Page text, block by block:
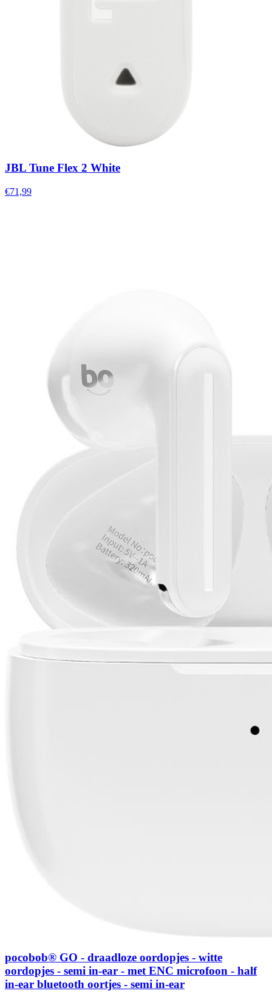
JBL Tune Flex 2 White
€71,99
pocobob® GO - draadloze oordopjes - witte
oordopjes - semi in-ear - met ENC microfoon - half
in-ear bluetooth oortjes - semi in-ear